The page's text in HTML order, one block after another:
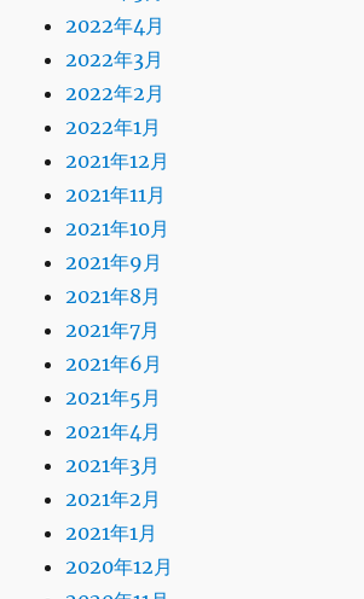
2022年4月
2022年3月
2022年2月
2022年1月
2021年12月
2021年11月
2021年10月
2021年9月
2021年8月
2021年7月
2021年6月
2021年5月
2021年4月
2021年3月
2021年2月
2021年1月
2020年12月